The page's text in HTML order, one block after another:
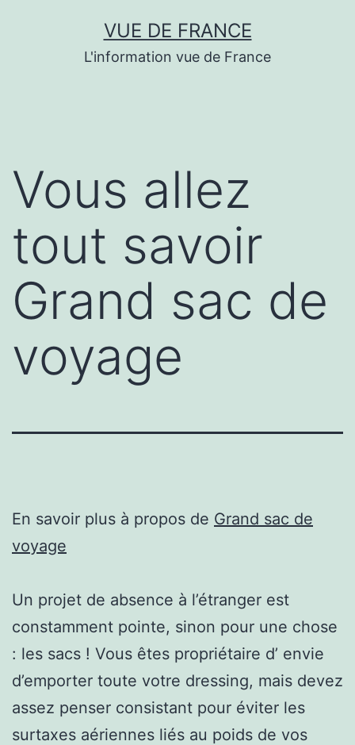
VUE DE FRANCE
L'information vue de France
Vous allez
tout savoir
Grand sac de
voyage
En savoir plus à propos de Grand sac de
voyage
Un projet de absence à l’étranger est
constamment pointe, sinon pour une chose
: les sacs ! Vous êtes propriétaire d’ envie
d’emporter toute votre dressing, mais devez
assez penser consistant pour éviter les
surtaxes aériennes liés au poids de vos